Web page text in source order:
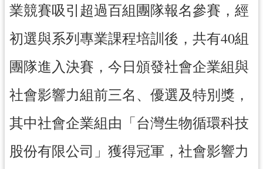
業競賽吸引超過百組團隊報名參賽，經
初選與系列專業課程培訓後，共有40組
團隊進入決賽，今日頒發社會企業組與
社會影響力組前三名、優選及特別獎，
其中社會企業組由「台灣生物循環科技
股份有限公司」獲得冠軍，社會影響力